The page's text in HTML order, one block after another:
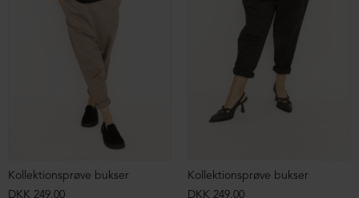
Kollektionsprøve bukser
DKK 249,00
Kollektionsprøve bukser
DKK 249,00